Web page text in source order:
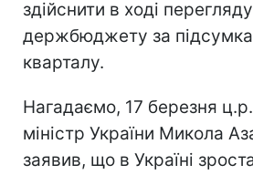
здійснити в ході перегляду
держбюджету за
кварталу.
Нагадаємо, 17 березня
міністр України Микола
заявив, що в Україні